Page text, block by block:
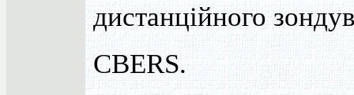
дистанційного
CBERS.